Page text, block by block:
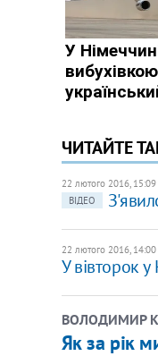
ЧИТАЙТЕ
22 лютого 2016, 15:09
ВІДЕО
22 лютого 2016, 14:00
У вівторок
ВОЛОДИМИР
Як за рік